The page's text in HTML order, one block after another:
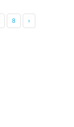
8 ›